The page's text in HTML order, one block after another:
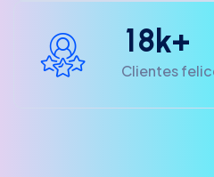
18k+
Clientes